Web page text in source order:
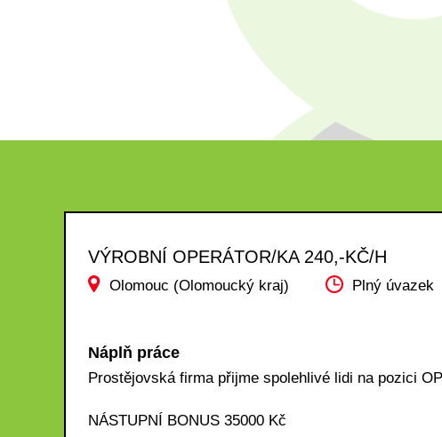
VÝROBNÍ OPERÁTOR/KA 240,-KČ/H
Olomouc (Olomoucký kraj) Plný úvazek
Náplň práce
Prostějovská firma přijme spolehlivé lidi na pozici
NÁSTUPNÍ BONUS 35000 Kč